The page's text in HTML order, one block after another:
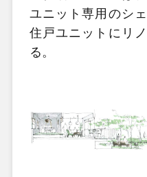
ユニット専用のシ
住戸ユニットにリ
る。